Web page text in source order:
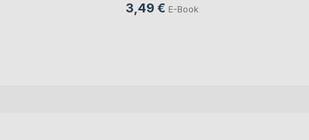
3,49 € E-Book